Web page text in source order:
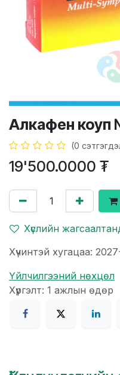
Алкафен коуп
(0
19'500.0000 ₮
Хүслийн
Хүчинтэй хугацаа:
Үйлчилгээний нөхцөл
Хүргэлт: 1 ажлын өдөр